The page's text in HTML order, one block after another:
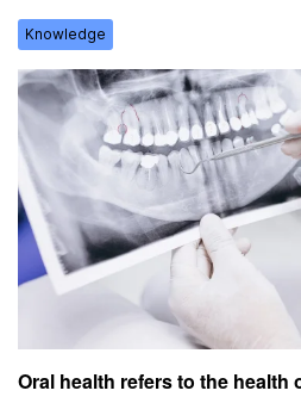
Knowledge
Oral health refers to the health